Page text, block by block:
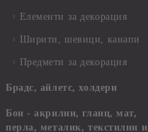
Елементи за декорация
Ширити, шевици, канапи
Предмети за декорация
Брадс, айлетс, холдери
Бои - акрилни, гланц, мат,
перла, металик, текстилни и